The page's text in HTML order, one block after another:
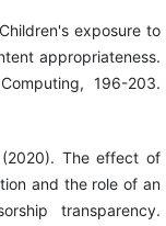
exposure to
appropriateness.
196-203.
(2020). The effect of
and the role of an
transparency.